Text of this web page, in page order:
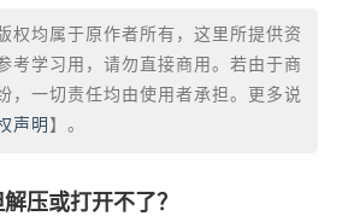
权均属于原作者所有，这里所提供资
考学习用，请勿直接商用。若由于商
，一切责任均由使用者承担。更多说
声明 】。
压或打开不了？